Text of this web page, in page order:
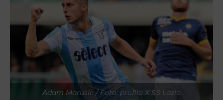
Adam Marusic / Foto: profilo X SS Lazio